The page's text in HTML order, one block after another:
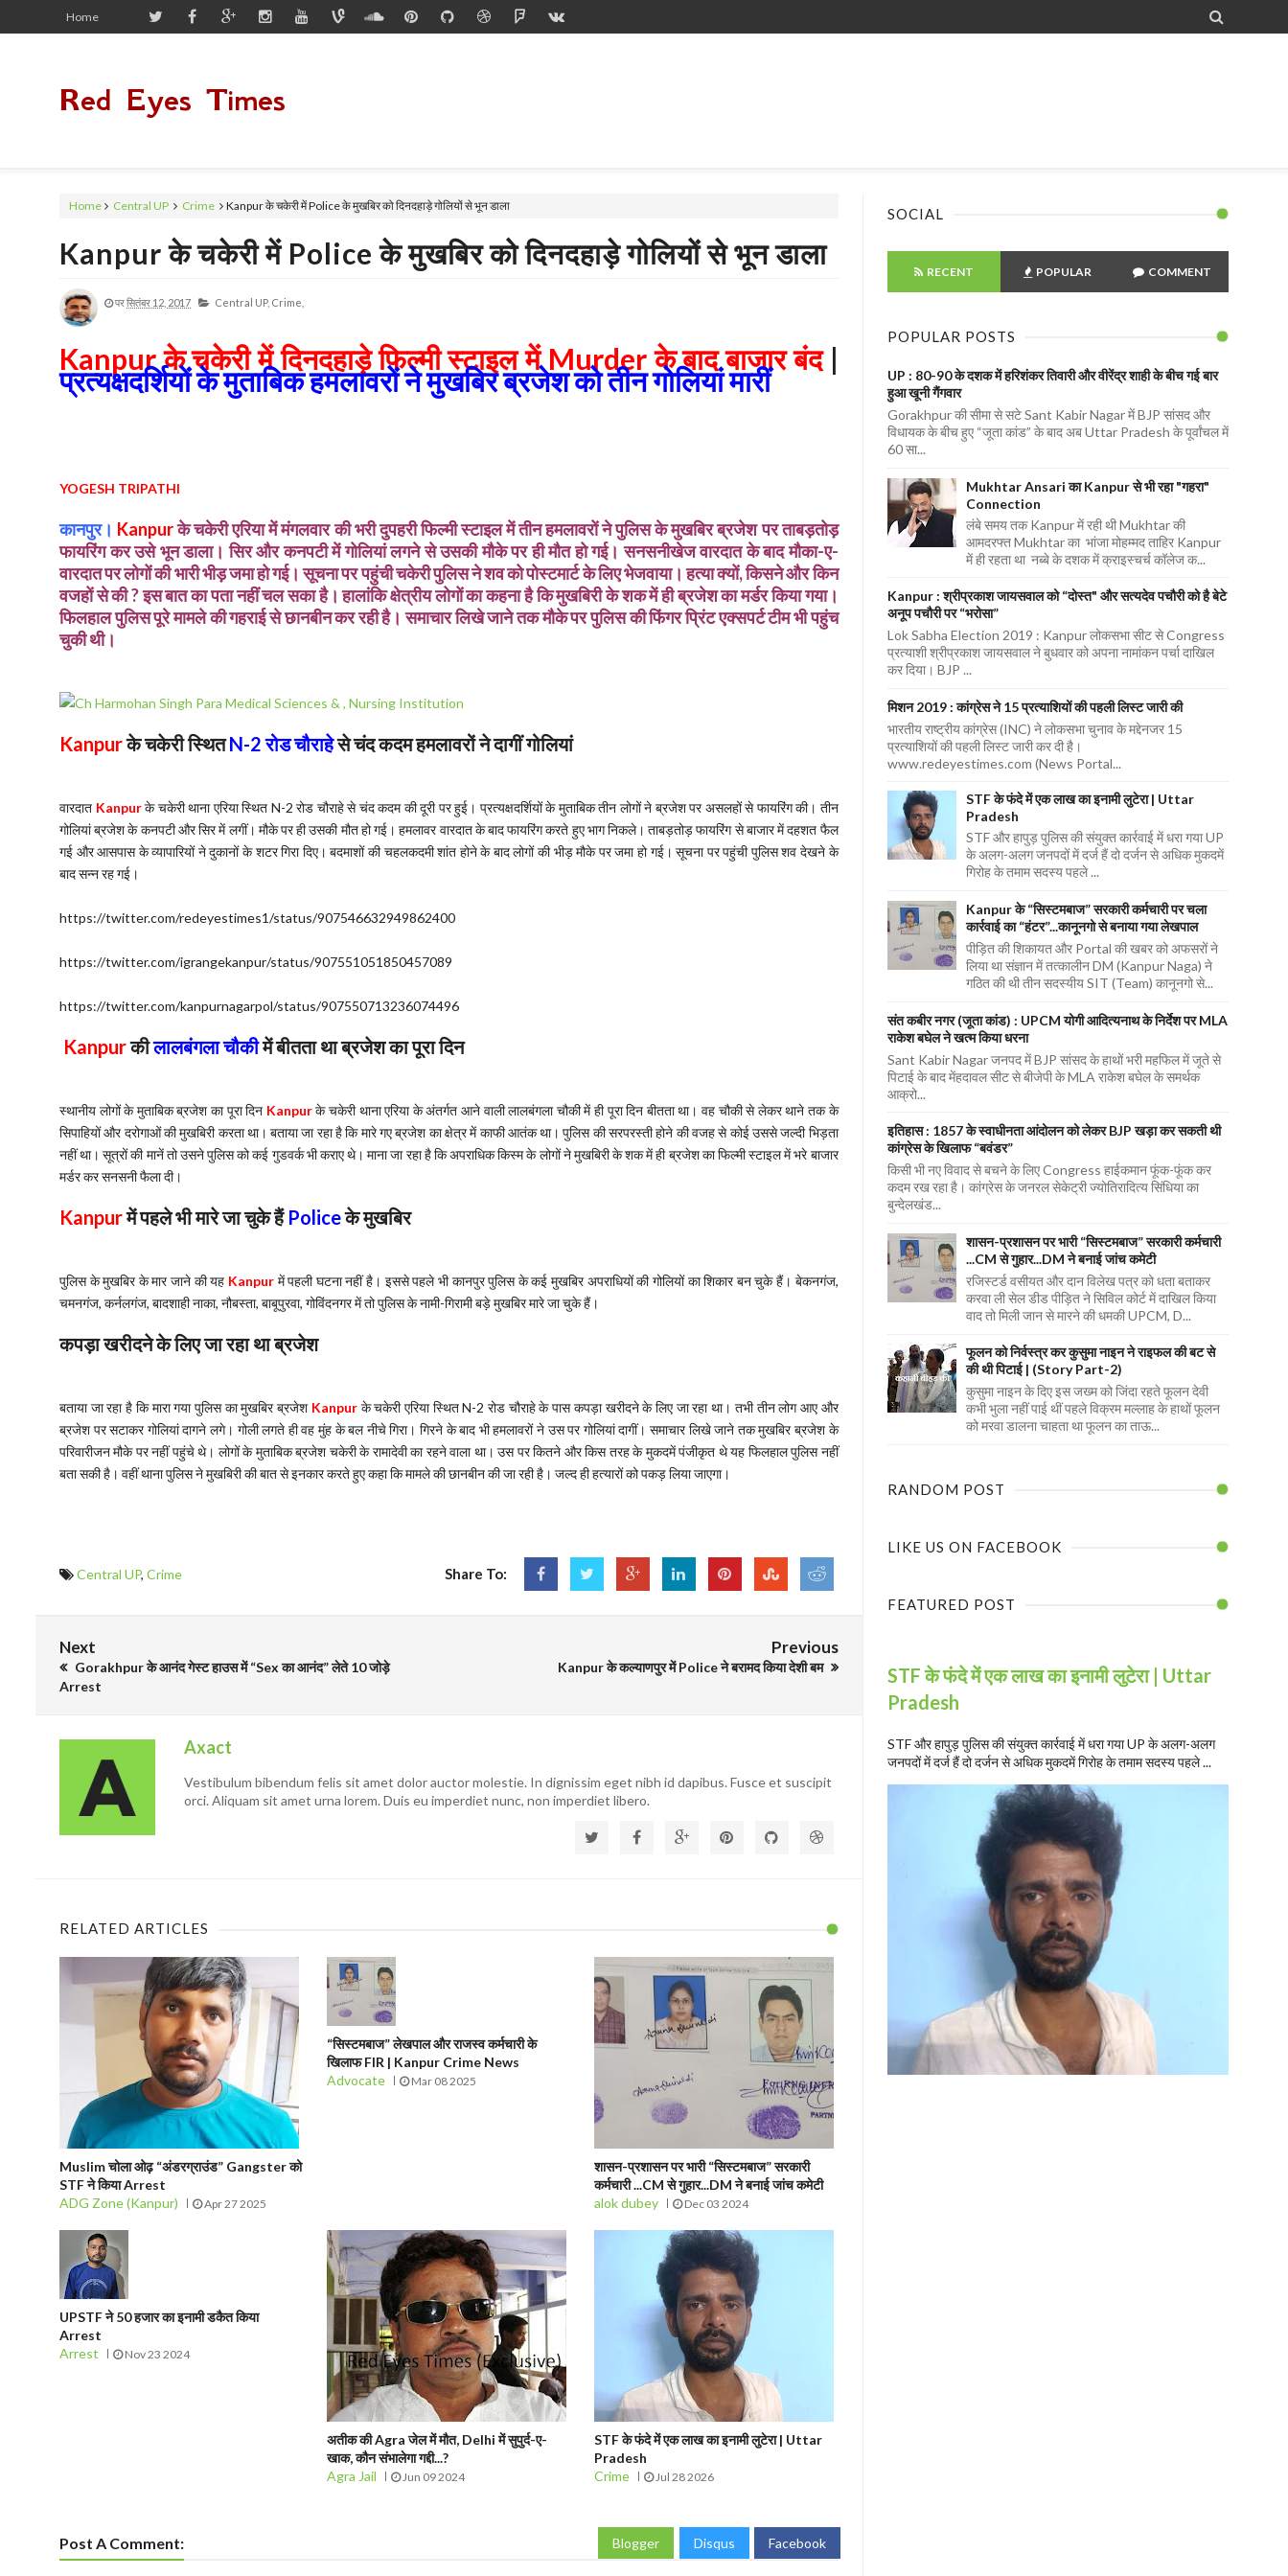
Home 
Red Eyes Times
Home Central UP Crime Kanpur के चकेरी में Police के मुखबिर को दिनदहाड़े गोलियों से भून डाला
Kanpur के चकेरी में Police के मुखबिर को दिनदहाड़े गोलियों से भून डाला
परसितंबर 12, 2017 Central UP, Crime,
Kanpurके चकेरी में दिनदहाड़े फिल्मी स्टाइल मेंMurderके बाद बाजार बंद|
प्रत्यक्षदर्शियों के मुताबिक हमलावरों नेमुखबिर ब्रजेशको तीन गोलियां मारीं
YOGESH TRIPATHI
कानपुर। Kanpurके चकेरी एरिया में मंगलवार की भरी दुपहरी फिल्मी स्टाइल में तीन हमलावरों ने पुलिस के मुखबिर ब्रजेश पर ताबड़तोड़
फायरिंग कर उसे भून डाला। सिर और कनपटी में गोलियां लगने से उसकी मौके पर ही मौत हो गई। सनसनीखेज वारदात के बाद मौका-ए-
वारदात पर लोगों की भारी भीड़ जमा हो गई। सूचना पर पहुंची चकेरी पुलिस ने शव को पोस्टमार्ट के लिए भेजवाया। हत्या क्यों, किसने और किन
वजहों से की ? इस बात का पता नहीं चल सका है। हालांकि क्षेत्रीय लोगों का कहना है कि मुखबिरी के शक में ही ब्रजेश का मर्डर किया गया।
फिलहाल पुलिस पूरे मामले की गहराई से छानबीन कर रही है। समाचार लिखे जाने तक मौके पर पुलिस की फिंगर प्रिंट एक्सपर्ट टीम भी पहुंच
चुकी थी।
Kanpurके चकेरी स्थितN-2रोड चौराहेसे चंद कदम हमलावरों ने दागीं गोलियां
वारदात Kanpur के चकेरी थाना एरिया स्थित N-2 रोड चौराहे से चंद कदम की दूरी पर हुई। प्रत्यक्षदर्शियों के मुताबिक तीन लोगों ने ब्रजेश पर असलहों से फायरिंग की। तीन
गोलियां ब्रजेश के कनपटी और सिर में लगीं। मौके पर ही उसकी मौत हो गई। हमलावर वारदात के बाद फायरिंग करते हुए भाग निकले। ताबड़तोड़ फायरिंग से बाजार में दहशत फैल
गई और आसपास के व्यापारियों ने दुकानों के शटर गिरा दिए। बदमाशों की चहलकदमी शांत होने के बाद लोगों की भीड़ मौके पर जमा हो गई। सूचना पर पहुंची पुलिस शव देखने के
बाद सन्न रह गई।
https://twitter.com/redeyestimes1/status/907546632949862400
https://twitter.com/igrangekanpur/status/907551051850457089
https://twitter.com/kanpurnagarpol/status/907550713236074496
Kanpurकीलालबंगला चौकीमें बीतता था ब्रजेश का पूरा दिन
स्थानीय लोगों के मुताबिक ब्रजेश का पूरा दिन Kanpur के चकेरी थाना एरिया के अंतर्गत आने वाली लालबंगला चौकी में ही पूरा दिन बीतता था। वह चौकी से लेकर थाने तक के
सिपाहियों और दरोगाओं की मुखबिरी करता था। बताया जा रहा है कि मारे गए ब्रजेश का क्षेत्र में काफी आतंक था। पुलिस की सरपरस्ती होने की वजह से कोई उससे जल्दी भिड़ता
नहीं था। सूत्रों की मानें तो उसने पुलिस को कई गुडवर्क भी कराए थे। माना जा रहा है कि अपराधिक किस्म के लोगों ने मुखबिरी के शक में ही ब्रजेश का फिल्मी स्टाइल में भरे बाजार
मर्डर कर सनसनी फैला दी।
Kanpurमें पहले भी मारे जा चुके हैं Policeके मुखबिर
पुलिस के मुखबिर के मार जाने की यह Kanpur में पहली घटना नहीं है। इससे पहले भी कानपुर पुलिस के कई मुखबिर अपराधियों की गोलियों का शिकार बन चुके हैं। बेकनगंज,
चमनगंज, कर्नलगंज, बादशाही नाका, नौबस्ता, बाबूपुरवा, गोविंदनगर में तो पुलिस के नामी-गिरामी बड़े मुखबिर मारे जा चुके हैं।
कपड़ा खरीदने के लिए जा रहा था ब्रजेश
बताया जा रहा है कि मारा गया पुलिस का मुखबिर ब्रजेश Kanpur के चकेरी एरिया स्थित N-2 रोड चौराहे के पास कपड़ा खरीदने के लिए जा रहा था। तभी तीन लोग आए और
ब्रजेश पर सटाकर गोलियां दागने लगे। गोली लगते ही वह मुंह के बल नीचे गिरा। गिरने के बाद भी हमलावरों ने उस पर गोलियां दागीं। समाचार लिखे जाने तक मुखबिर ब्रजेश के
परिवारीजन मौके पर नहीं पहुंचे थे। लोगों के मुताबिक ब्रजेश चकेरी के रामादेवी का रहने वाला था। उस पर कितने और किस तरह के मुकदमें पंजीकृत थे यह फिलहाल पुलिस नहीं
बता सकी है। वहीं थाना पुलिस ने मुखबिरी की बात से इनकार करते हुए कहा कि मामले की छानबीन की जा रही है। जल्द ही हत्यारों को पकड़ लिया जाएगा।
Central UP, Crime Share To:
Next
Gorakhpur के आनंद गेस्ट हाउस में “Sex का आनंद” लेते 10 जोड़े
Arrest
Previous
Kanpur के कल्याणपुर में Police ने बरामद किया देशी बम
Axact
Vestibulum bibendum felis sit amet dolor auctor molestie. In dignissim eget nibh id dapibus. Fusce et suscipit
orci. Aliquam sit amet urna lorem. Duis eu imperdiet nunc, non imperdiet libero.
RELATED ARTICLES
Muslim चोला ओढ़ “अंडरग्राउंड” Gangster को
STF ने किया Arrest
ADG Zone (Kanpur)
Apr 27 2025
“सिस्टमबाज” लेखपाल और राजस्व कर्मचारी के
खिलाफ FIR | Kanpur Crime News
Advocate
Mar 08 2025
शासन-प्रशासन पर भारी “सिस्टमबाज” सरकारी
कर्मचारी ...CM से गुहार...DM ने बनाई जांच कमेटी
alok dubey
Dec 03 2024
UPSTF ने 50 हजार का इनामी डकैत किया
Arrest
Arrest
Nov 23 2024
अतीक की Agra जेल में मौत, Delhi में सुपुर्द-ए-
खाक, कौन संभालेगा गद्दी...?
Agra Jail
Jun 09 2024
STF के फंदे में एक लाख का इनामी लुटेरा | Uttar
Pradesh
Crime
Jul 28 2026
Post A Comment: Blogger Disqus Facebook
SOCIAL
RECENT POPULAR COMMENT
POPULAR POSTS
UP : 80-90 के दशक में हरिशंकर तिवारी और वीरेंद्र शाही के बीच गई बार
हुआ खूनी गैंगवार
Gorakhpur की सीमा से सटे Sant Kabir Nagar में BJP सांसद और
विधायक के बीच हुए “जूता कांड” के बाद अब Uttar Pradesh के पूर्वांचल में
60 सा...
Mukhtar Ansari का Kanpur से भी रहा "गहरा"
Connection
लंबे समय तक Kanpur में रही थी Mukhtar की
आमदरफ्त Mukhtar का भांजा मोहम्मद ताहिर Kanpur
में ही रहता था नब्बे के दशक में क्राइस्चर्च कॉलेज क...
Kanpur : श्रीप्रकाश जायसवाल को “दोस्त" और सत्यदेव पचौरी को है बेटे
अनूप पचौरी पर “भरोसा”
Lok Sabha Election 2019 : Kanpur लोकसभा सीट से Congress
प्रत्याशी श्रीप्रकाश जायसवाल ने बुधवार को अपना नामांकन पर्चा दाखिल
कर दिया। BJP ...
मिशन 2019 : कांग्रेस ने 15 प्रत्याशियों की पहली लिस्ट जारी की
भारतीय राष्ट्रीय कांग्रेस (INC) ने लोकसभा चुनाव के मद्देनजर 15
प्रत्याशियों की पहली लिस्ट जारी कर दी है।
www.redeyestimes.com (News Portal...
STF के फंदे में एक लाख का इनामी लुटेरा | Uttar
Pradesh
STF और हापुड़ पुलिस की संयुक्त कार्रवाई में धरा गया UP
के अलग-अलग जनपदों में दर्ज हैं दो दर्जन से अधिक मुकदमें
गिरोह के तमाम सदस्य पहले ...
Kanpur के “सिस्टमबाज” सरकारी कर्मचारी पर चला
कार्रवाई का “हंटर”...कानूनगो से बनाया गया लेखपाल
पीड़ित की शिकायत और Portal की खबर को अफसरों ने
लिया था संज्ञान में तत्कालीन DM (Kanpur Naga) ने
गठित की थी तीन सदस्यीय SIT (Team) कानूनगो से...
संत कबीर नगर (जूता कांड) : UPCM योगी आदित्यनाथ के निर्देश पर MLA
राकेश बघेल ने खत्म किया धरना
Sant Kabir Nagar जनपद में BJP सांसद के हाथों भरी महफिल में जूते से
पिटाई के बाद मेंहदावल सीट से बीजेपी के MLA राकेश बघेल के समर्थक
आक्रो...
इतिहास : 1857 के स्वाधीनता आंदोलन को लेकर BJP खड़ा कर सकती थी
कांग्रेस के खिलाफ “बवंडर”
किसी भी नए विवाद से बचने के लिए Congress हाईकमान फूंक-फूंक कर
कदम रख रहा है। कांग्रेस के जनरल सेकेट्री ज्योतिरादित्य सिंधिया का
बुन्देलखंड...
शासन-प्रशासन पर भारी “सिस्टमबाज” सरकारी कर्मचारी
...CM से गुहार...DM ने बनाई जांच कमेटी
रजिस्टर्ड वसीयत और दान विलेख पत्र को धता बताकर
करवा ली सेल डीड पीड़ित ने सिविल कोर्ट में दाखिल किया
वाद तो मिली जान से मारने की धमकी UPCM, D...
फूलन को निर्वस्त्र कर कुसुमा नाइन ने राइफल की बट से
की थी पिटाई | (Story Part-2)
कुसुमा नाइन के दिए इस जख्म को जिंदा रहते फूलन देवी
कभी भुला नहीं पाई थीं पहले विक्रम मल्लाह के हाथों फूलन
को मरवा डालना चाहता था फूलन का ताऊ...
RANDOM POST
LIKE US ON FACEBOOK
FEATURED POST
STF के फंदे में एक लाख का इनामी लुटेरा | Uttar
Pradesh
STF और हापुड़ पुलिस की संयुक्त कार्रवाई में धरा गया UP के अलग-अलग
जनपदों में दर्ज हैं दो दर्जन से अधिक मुकदमें गिरोह के तमाम सदस्य पहले ...